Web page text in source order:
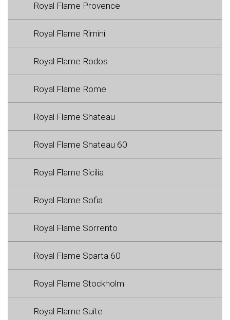
Royal Flame Provence
Royal Flame Rimini
Royal Flame Rodos
Royal Flame Rome
Royal Flame Shateau
Royal Flame Shateau 60
Royal Flame Sicilia
Royal Flame Sofia
Royal Flame Sorrento
Royal Flame Sparta 60
Royal Flame Stockholm
Royal Flame Suite